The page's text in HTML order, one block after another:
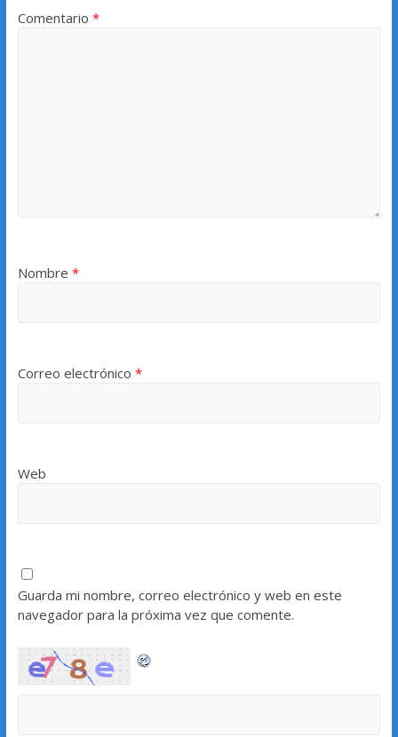
Comentario *
Nombre *
Correo electrónico *
Web
Guarda mi nombre, correo electrónico y web en este
navegador para la próxima vez que comente.